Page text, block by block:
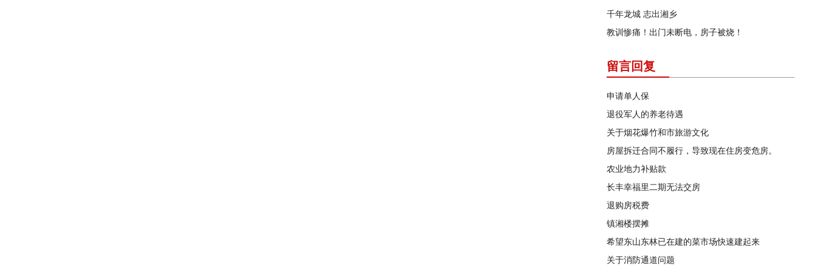
千年龙城 志出湘乡
教训惨痛！出门未断电，房子被烧！
留言回复
申请单人保
退役军人的养老待遇
关于烟花爆竹和市旅游文化
房屋拆迁合同不履行，导致现在住房变危房。
农业地力补贴款
长丰幸福里二期无法交房
退购房税费
镇湘楼摆摊
希望东山东林已在建的菜市场快速建起来
关于消防通道问题